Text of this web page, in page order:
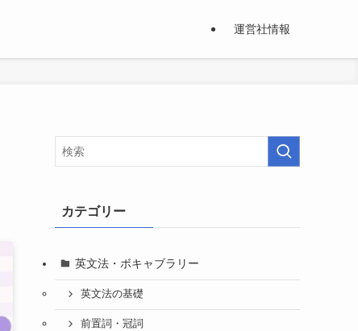
運営社情報
カテゴリー
英文法・ボキャブラリー
英文法の基礎
前置詞・冠詞